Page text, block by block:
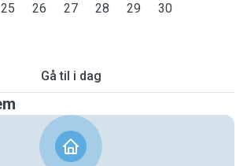
25 26 27 28 29 30
Gå til i dag